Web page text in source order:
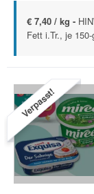
€ 7,40 / kg -
Fett i.Tr., je
Verpasst!